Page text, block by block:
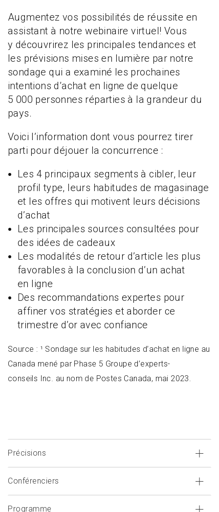
Augmentez vos possibilités de réussite en
assistant à notre webinaire virtuel! Vous
y découvrirez les principales tendances et
les prévisions mises en lumière par notre
sondage qui a examiné les prochaines
intentions d’achat en ligne de quelque
5 000 personnes réparties à la grandeur du
pays.
Voici l’information dont vous pourrez tirer
parti pour déjouer la concurrence :
Les 4 principaux segments à cibler, leur
profil type, leurs habitudes de magasinage
et les offres qui motivent leurs décisions
d’achat
Les principales sources consultées pour
des idées de cadeaux
Les modalités de retour d’article les plus
favorables à la conclusion d’un achat
en ligne
Des recommandations expertes pour
affiner vos stratégies et aborder ce
trimestre d’or avec confiance
Source : ¹ Sondage sur les habitudes d’achat en ligne au
Canada mené par Phase 5 Groupe d’experts-
conseils Inc. au nom de Postes Canada, mai 2023.
Précisions
Précisions
Conférenciers
Programme